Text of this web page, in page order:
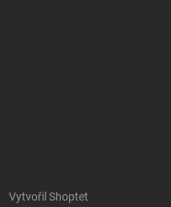
Vytvořil Shoptet